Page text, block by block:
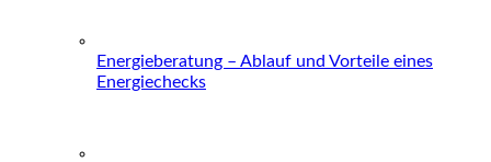
Energieberatung – Ablauf und Vorteile eines
Energiechecks